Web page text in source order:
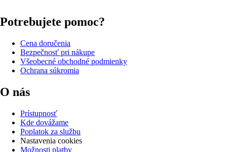
Potrebujete pomoc?
Cena doručenia
Bezpečnosť pri nákupe
Všeobecné obchodné podmienky
Ochrana súkromia
O nás
Prístupnosť
Kde dovážame
Poplatok za službu
Nastavenia cookies
Možnosti platby